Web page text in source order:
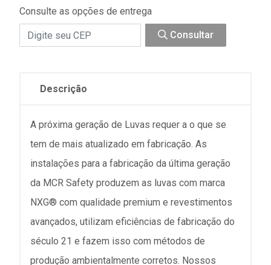
Consulte as opções de entrega
Consultar
Descrição
A próxima geração de Luvas requer a o que se
tem de mais atualizado em fabricação. As
instalações para a fabricação da última geração
da MCR Safety produzem as luvas com marca
NXG® com qualidade premium e revestimentos
avançados, utilizam eficiências de fabricação do
século 21 e fazem isso com métodos de
produção ambientalmente corretos. Nossos